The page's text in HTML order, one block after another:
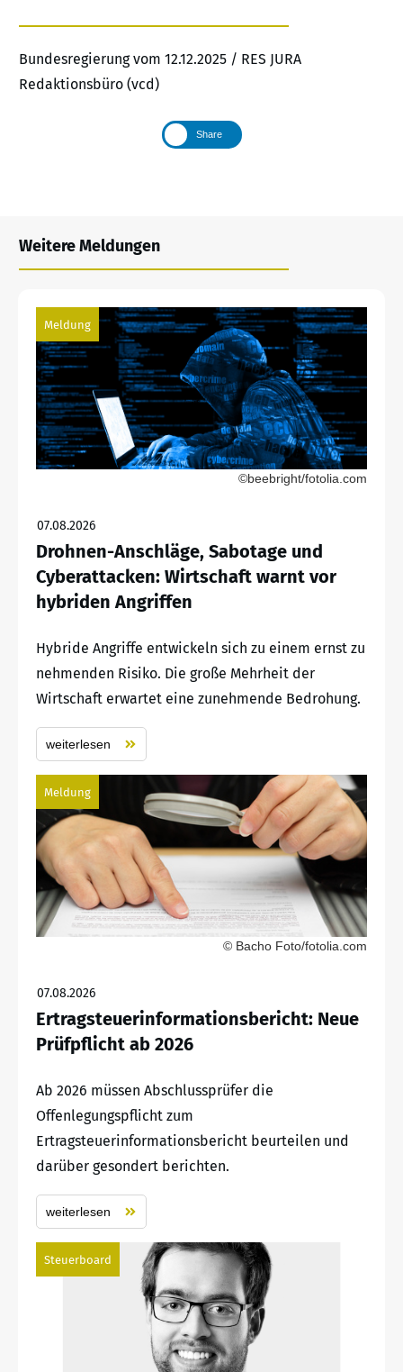
Bundesregierung vom 12.12.2025 / RES JURA
Redaktionsbüro (vcd)
Share
Weitere Meldungen
Meldung
©beebright/fotolia.com
07.08.2026
Drohnen-Anschläge, Sabotage und
Cyberattacken: Wirtschaft warnt vor
hybriden Angriffen
Hybride Angriffe entwickeln sich zu einem ernst zu
nehmenden Risiko. Die große Mehrheit der
Wirtschaft erwartet eine zunehmende Bedrohung.
weiterlesen
Meldung
© Bacho Foto/fotolia.com
07.08.2026
Ertragsteuerinformationsbericht: Neue
Prüfpflicht ab 2026
Ab 2026 müssen Abschlussprüfer die
Offenlegungspflicht zum
Ertragsteuerinformationsbericht beurteilen und
darüber gesondert berichten.
weiterlesen
Steuerboard